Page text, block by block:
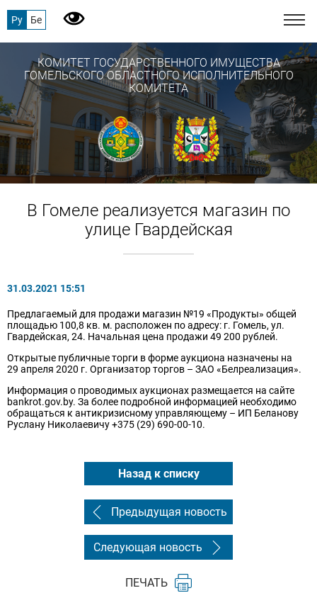
Ру Бе
КОМИТЕТ ГОСУДАРСТВЕННОГО ИМУЩЕСТВА
ГОМЕЛЬСКОГО ОБЛАСТНОГО ИСПОЛНИТЕЛЬНОГО
КОМИТЕТА
В Гомеле реализуется магазин по
улице Гвардейская
31.03.2021 15:51
Предлагаемый для продажи магазин №19 «Продукты» общей
площадью 100,8 кв. м. расположен по адресу: г. Гомель, ул.
Гвардейская, 24. Начальная цена продажи 49 200 рублей.
Открытые публичные торги в форме аукциона назначены на
29 апреля 2020 г. Организатор торгов – ЗАО «Белреализация».
Информация о проводимых аукционах размещается на сайте
bankrot.gov.by. За более подробной информацией необходимо
обращаться к антикризисному управляющему – ИП Беланову
Руслану Николаевичу +375 (29) 690-00-10.
Назад к списку
Предыдущая новость
Следующая новость
ПЕЧАТЬ